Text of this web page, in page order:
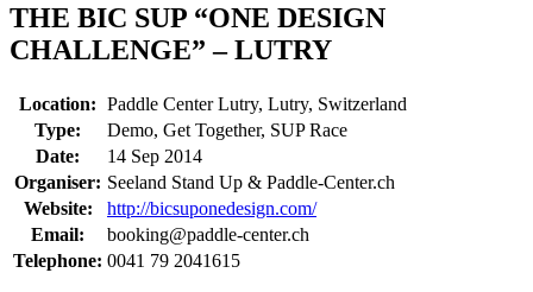
THE BIC SUP “ONE DESIGN
CHALLENGE” – LUTRY
Location: Paddle Center Lutry, Lutry, Switzerland
Type:
Demo, Get Together, SUP Race
Date:
14 Sep 2014
Organiser: Seeland Stand Up & Paddle-Center.ch
Website:
http://bicsuponedesign.com/
Email:
booking@paddle-center.ch
Telephone: 0041 79 2041615